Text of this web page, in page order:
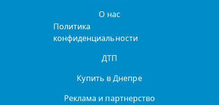
О нас
Политика
конфиденциальности
ДТП
Купить в Днепре
Реклама и партнерство